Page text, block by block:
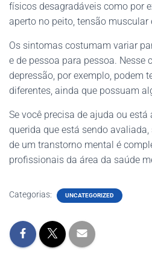
físicos desagradáveis como por
aperto no peito, tensão
Os sintomas costumam variar
e de pessoa para pessoa. Nesse
depressão, por exemplo, podem
diferentes, ainda que possuam
Se você precisa de ajuda ou
querida que está sendo
de um transtorno mental é
profissionais da área da saúde
Categorias: UNCATEGORIZED